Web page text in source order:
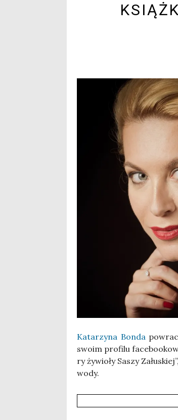
Kata­rzy­na Bon­da
swo­im pro­fi­lu
ry żywio­ły Saszy
wody.